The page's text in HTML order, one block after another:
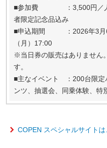
■参加費 ：3,500円／人
者限定記念品込み
■申込期間 ：2026年3月6
（月）17:00
※当日券の販売はありません
す。
■主なイベント ：200台限定
ンツ、抽選会、同乗体験、
COPEN スペシャルサイトは